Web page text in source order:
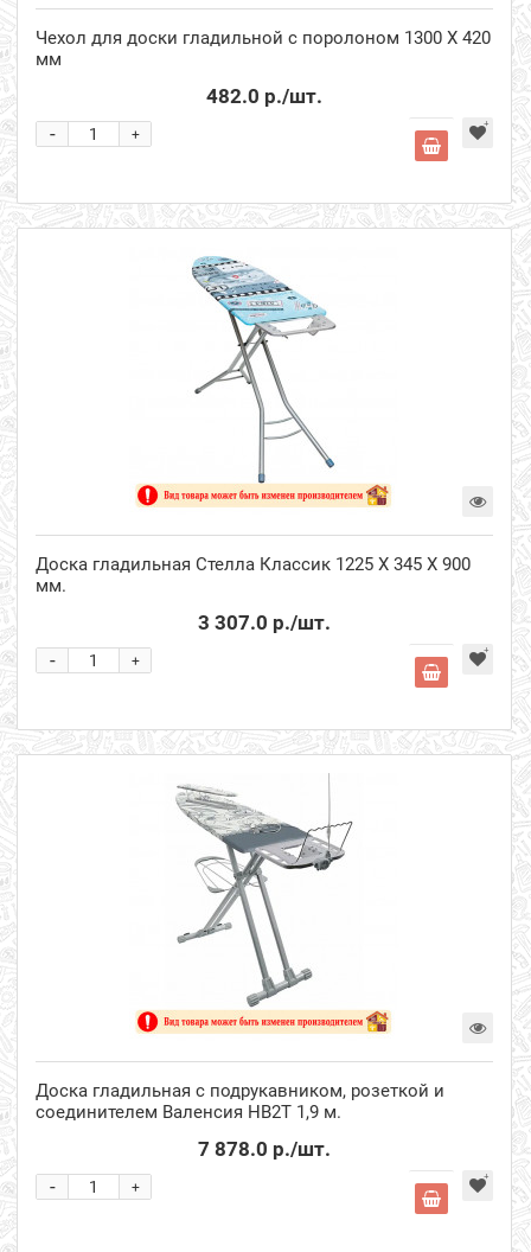
Чехол для доски гладильной с поролоном 1300 Х 420
мм
482.0 р./шт.
+
-
Доска гладильная Стелла Классик 1225 Х 345 Х 900
мм.
3 307.0 р./шт.
+
-
Доска гладильная с подрукавником, розеткой и
соединителем Валенсия НВ2Т 1,9 м.
7 878.0 р./шт.
+
-